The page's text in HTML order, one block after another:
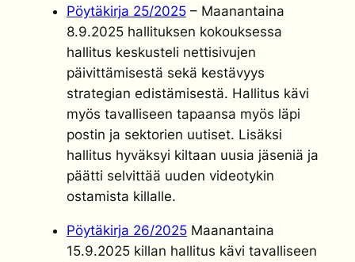
Pöytäkirja 25/2025– Maanantaina
8.9.2025 hallituksen kokouksessa
hallitus keskusteli nettisivujen
päivittämisestä sekä kestävyys
strategian edistämisestä. Hallitus kävi
myös tavalliseen tapaansa myös läpi
postin ja sektorien uutiset. Lisäksi
hallitus hyväksyi kiltaan uusia jäseniä ja
päätti selvittää uuden videotykin
ostamista killalle.
Pöytäkirja 26/2025Maanantaina
15.9.2025 killan hallitus kävi tavalliseen